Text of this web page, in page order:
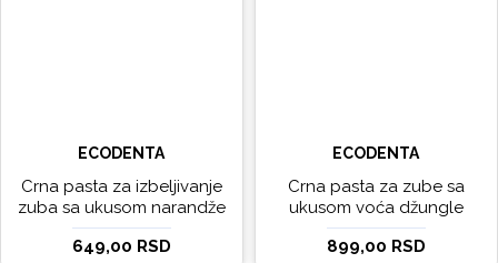
ECODENTA
Crna pasta za izbeljivanje
zuba sa ukusom narandže
Ecodenta 100 ml
649,00 RSD
ECODENTA
Crna pasta za zube sa
ukusom voća džungle
Ecodenta 75 ml
899,00 RSD